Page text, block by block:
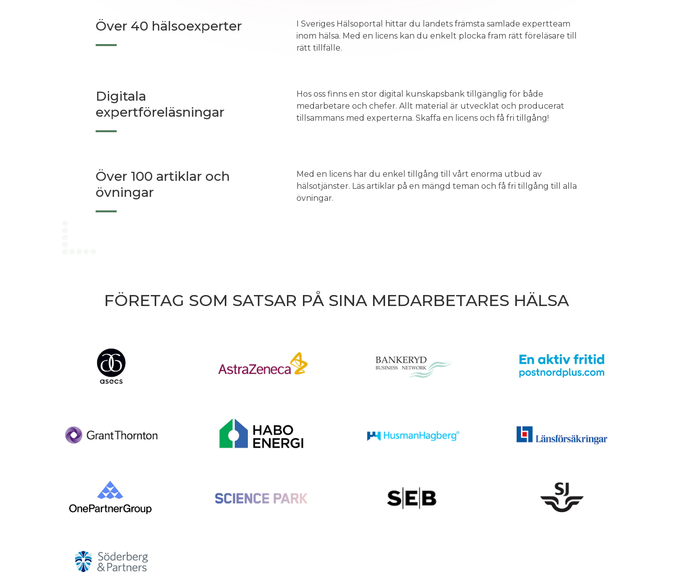
Över 40 hälsoexperter
I Sveriges Hälsoportal hittar du landets främsta samlade expertteam
inom hälsa. Med en licens kan du enkelt plocka fram rätt föreläsare till
rätt tillfälle.
Digitala
expertföreläsningar
Hos oss finns en stor digital kunskapsbank tillgänglig för både
medarbetare och chefer. Allt material är utvecklat och producerat
tillsammans med experterna. Skaffa en licens och få fri tillgång!
Över 100 artiklar och
övningar
Med en licens har du enkel tillgång till vårt enorma utbud av
hälsotjänster. Läs artiklar på en mängd teman och få fri tillgång till alla
övningar.
FÖRETAG SOM SATSAR PÅ SINA MEDARBETARES HÄLSA